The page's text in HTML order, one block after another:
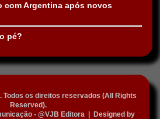
com Argentina após novos
pé?
Todos os direitos reservados (All Rights
Reserved).
- @VJB Editora|
Designed by